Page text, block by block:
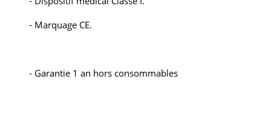
- Marquage CE.
- Garantie 1 an hors consommables